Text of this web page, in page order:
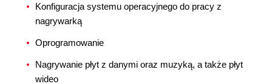
Konfiguracja systemu operacyjnego do pracy z
nagrywarką
Oprogramowanie
Nagrywanie płyt z danymi oraz muzyką, a także płyt
wideo